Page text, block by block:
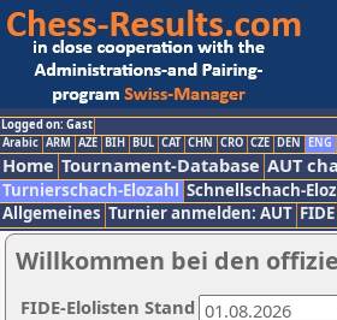
Logged on: Gast
Arabic ARM AZE BIH BUL CAT CHN CRO CZE DEN ENG
Home Tournament-Database AUT
Turnierschach-Elozahl Schnellschach-
Allgemeines Turnier anmelden: AUT FIDE
Willkommen bei den
FIDE-Elolisten Stand